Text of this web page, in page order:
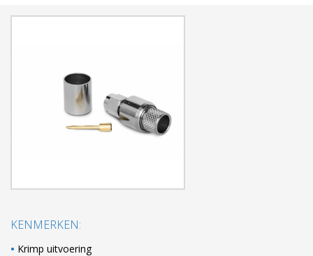
KENMERKEN:
Krimp uitvoering